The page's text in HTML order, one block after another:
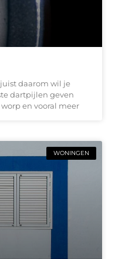
daarom wil je
dartpijlen geven
en vooral meer
WONINGEN